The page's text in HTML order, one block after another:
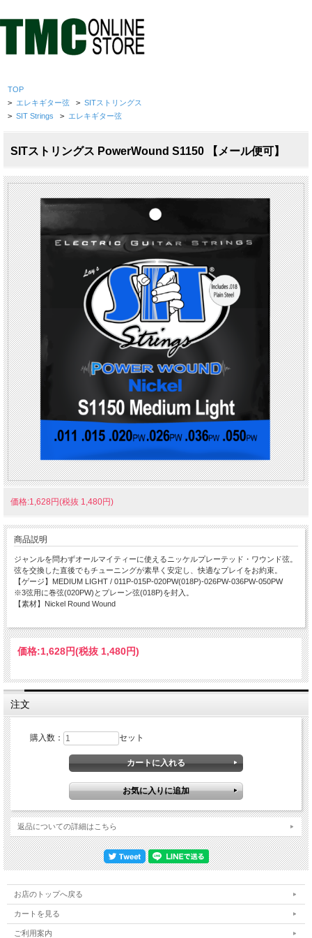
TOP
> エレキギター弦 > SITストリングス
> SIT Strings > エレキギター弦
SITストリングス PowerWound S1150 【メール便可】
価格:1,628円(税抜 1,480円)
商品説明
ジャンルを問わずオールマイティーに使えるニッケルプレーテッド・ワウンド弦。
弦を交換した直後でもチューニングが素早く安定し、快適なプレイをお約束。
【ゲージ】MEDIUM LIGHT / 011P-015P-020PW(018P)-026PW-036PW-050PW
※3弦用に巻弦(020PW)とプレーン弦(018P)を封入。
【素材】Nickel Round Wound
価格:1,628円(税抜 1,480円)
注文
購入数： セット
返品についての詳細はこちら
お店のトップへ戻る
カートを見る
ご利用案内